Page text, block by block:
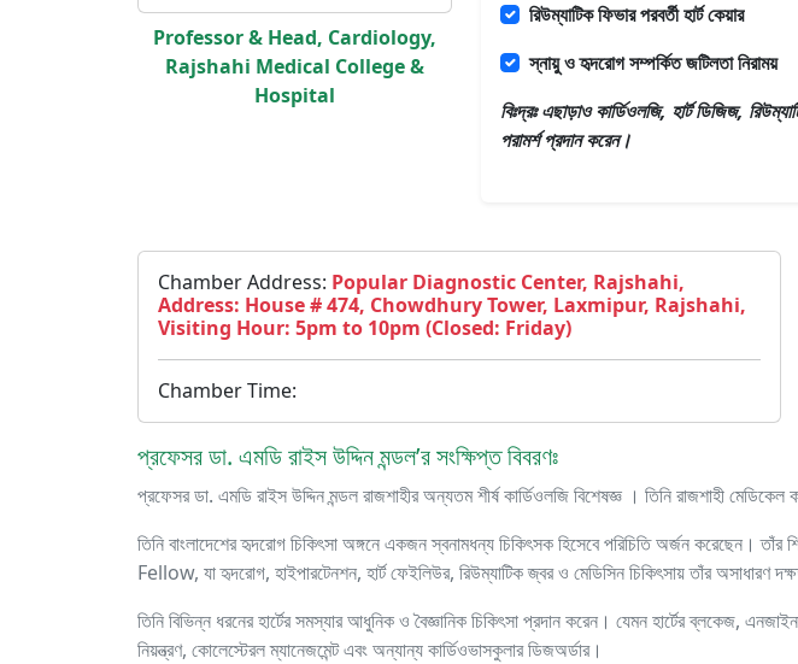
Professor & Head, Cardiology,
Rajshahi Medical College &
Hospital
রিউম্যাটিক ফিভার পরবর্তী হার্ট কেয়ার
স্নায়ু ও হৃদরোগ সম্পর্কিত জটিলতা নিরাময়
বিঃদ্রঃ এছাড়াওকার্ডিওলজি, হার্ট ডিজিজ,
পরামর্শ প্রদান করেন।
Chamber Address: Popular Diagnostic Center, Rajshahi,
Address: House # 474, Chowdhury Tower, Laxmipur, Rajshahi,
Visiting Hour: 5pm to 10pm (Closed: Friday)
Chamber Time:
প্রফেসর ডা. এমডি রাইস উদ্দিন মন্ডল’র সংক্ষিপ্ত বিবরণঃ
প্রফেসর ডা. এমডি রাইস উদ্দিন মন্ডল রাজশাহীর অন্যতম শীর্ষ কার্ডিওলজি বিশেষজ্ঞ । তিনি রাজশাহী
তিনি বাংলাদেশের হৃদরোগ চিকিৎসা অঙ্গনে একজন স্বনামধন্য চিকিৎসক হিসেবে পরিচিতি অর্জন
Fellow, যা হৃদরোগ, হাইপারটেনশন, হার্ট ফেইলিউর, রিউম্যাটিক জ্বর ও মেডিসিন চিকিৎসায় তাঁর অসাধারণ
তিনি বিভিন্ন ধরনের হার্টের সমস্যার আধুনিক ও বৈজ্ঞানিক চিকিৎসা প্রদান করেন। যেমন হার্টের ব্লকেজ,
নিয়ন্ত্রণ, কোলেস্টেরল ম্যানেজমেন্ট এবং অন্যান্য কার্ডিওভাসকুলার ডিজঅর্ডার।